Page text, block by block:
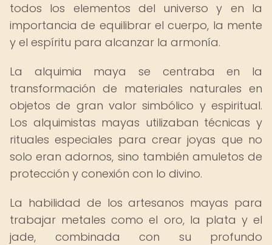
todos los elementos del universo y en la
importancia de equilibrar el cuerpo, la mente
y el espíritu para alcanzar la armonía.
La alquimia maya se centraba en la
transformación de materiales naturales en
objetos de gran valor simbólico y espiritual.
Los alquimistas mayas utilizaban técnicas y
rituales especiales para crear joyas que no
solo eran adornos, sino también amuletos de
protección y conexión con lo divino.
La habilidad de los artesanos mayas para
trabajar metales como el oro, la plata y el
jade, combinada con su profundo